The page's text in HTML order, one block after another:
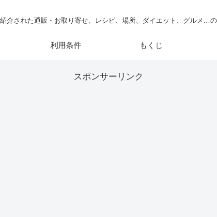
介された通販・お取り寄せ、レシピ、場所、ダイエット、グルメ…
利用条件 もくじ
スポンサーリンク